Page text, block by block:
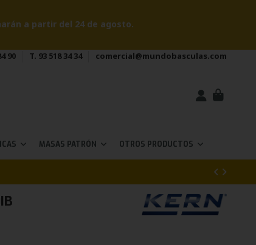
a partir del 24 de agosto.
90 T. 93 518 34 34 comercial@mundobasculas.com
MASAS PATRÓN OTROS PRODUCTOS